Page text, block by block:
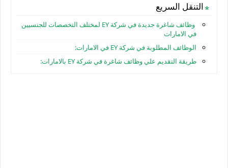
التنقل السريع
وظائف شاغرة جديدة في شركة EY لمختلف التخصصات للجنسيين
في الامارات
الوظائف المطلوبة في شركة EY في الامارات:
طريقة التقديم علي وظائف شاغرة في شركة EY بالامارات: